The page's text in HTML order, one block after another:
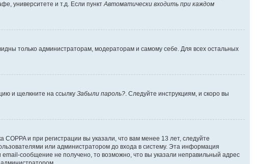
университете и т.д. Если пунктАвтоматически входить при каждом
только администраторам, модераторам и самому себе. Для всех остальных
и щелкните на ссылку Забыли пароль?. Следуйте инструкциям, и скоро вы
и при регистрации вы указали, что вам менее 13 лет, следуйте
или администратором до входа в систему. Эта информация
сообщение не получено, то возможно, что вы указали неправильный адрес